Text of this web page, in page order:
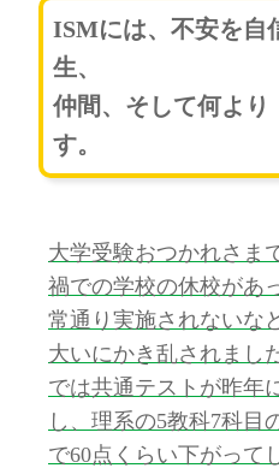
ISMには、不安を自
生、
仲間、そして何より
す。
大学受験おつかれさま
禍での学校の休校があ
常通り実施されないな
大いにかき乱されまし
では共通テストが昨年
し、理系の5教科7科目
で60点くらい下がって